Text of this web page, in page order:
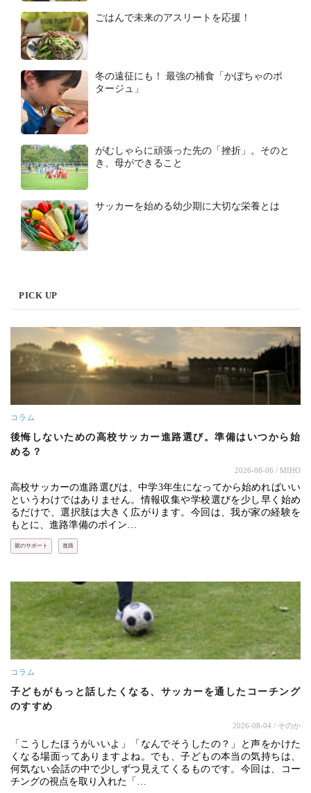
ごはんで未来のアスリートを応援！
冬の遠征にも！ 最強の補食「かぼちゃのポ
タージュ」
がむしゃらに頑張った先の「挫折」。そのと
き、母ができること
サッカーを始める幼少期に大切な栄養とは
PICK UP
コラム
後悔しないための高校サッカー進路選び。準備はいつから始
める？
2026-08-06 / MIHO
高校サッカーの進路選びは、中学3年生になってから始めればいい
というわけではありません。情報収集や学校選びを少し早く始め
るだけで、選択肢は大きく広がります。今回は、我が家の経験を
もとに、進路準備のポイン…
親のサポート 進路
コラム
子どもがもっと話したくなる、サッカーを通したコーチング
のすすめ
2026-08-04 / そのか
「こうしたほうがいいよ」「なんでそうしたの？」と声をかけた
くなる場面ってありますよね。でも、子どもの本当の気持ちは、
何気ない会話の中で少しずつ見えてくるものです。今回は、コー
チングの視点を取り入れた「…